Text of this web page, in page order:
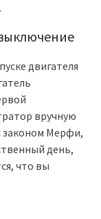
двигателя
вручную
законом Мерфи,
день,
что вы